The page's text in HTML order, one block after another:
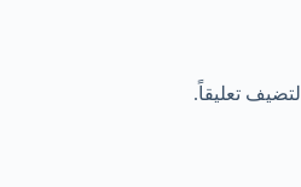
لتضيف تعليقاً.